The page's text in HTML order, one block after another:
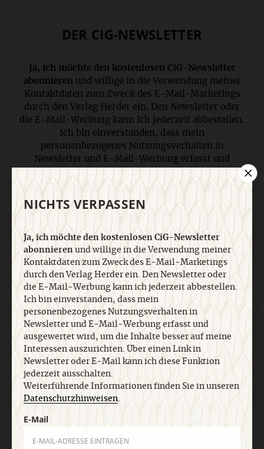
DER CIG-NEWSLETTER
Ja, ich möchte den kostenlosen CiG-Newsletter
abonnierenund willige in die Verwendung meiner
Kontaktdaten zum Zweck des E-Mail-Marketings
durch den Verlag Herder ein. Den Newsletter oder
die E-Mail-Werbung kann ich jederzeit abbestellen.
Ich bin einverstanden, dass mein
personenbezogenes Nutzungsverhalten in
Newsletter und E-Mail-Werbung erfasst und
ausgewertet wird, um die Inhalte besser auf meine
Interessen auszurichten. Über einen Link in
Newsletter oder E-Mail kann ich diese Funktion
jederzeit ausschalten. Weiterführende
Informationen finden Sie in unseren
Datenschutzhinweisen.
E-Mail
Jetzt anmelden
Impressum
NICHTS VERPASSEN
Ja, ich möchte den kostenlosen CiG-Newsletter
abonnierenund willige in die Verwendung meiner
Kontaktdaten zum Zweck des E-Mail-Marketings
durch den Verlag Herder ein. Den Newsletter oder
die E-Mail-Werbung kann ich jederzeit abbestellen.
Ich bin einverstanden, dass mein
personenbezogenes Nutzungsverhalten in
Newsletter und E-Mail-Werbung erfasst und
ausgewertet wird, um die Inhalte besser auf meine
Interessen auszurichten. Über einen Link in
Newsletter oder E-Mail kann ich diese Funktion
jederzeit ausschalten.
Weiterführende Informationen finden Sie in unseren
Datenschutzhinweisen.
E-Mail